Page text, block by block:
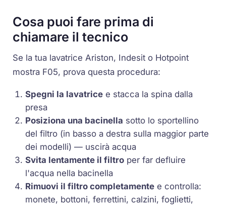
Cosa puoi fare prima di
chiamare il tecnico
Se la tua lavatrice Ariston, Indesit o Hotpoint
mostra F05, prova questa procedura:
Spegni la lavatrice e stacca la spina dalla
presa
Posiziona una bacinella sotto lo sportellino
del filtro (in basso a destra sulla maggior parte
dei modelli) — uscirà acqua
Svita lentamente il filtro per far defluire
l'acqua nella bacinella
Rimuovi il filtro completamente e controlla:
monete, bottoni, ferrettini, calzini, foglietti,